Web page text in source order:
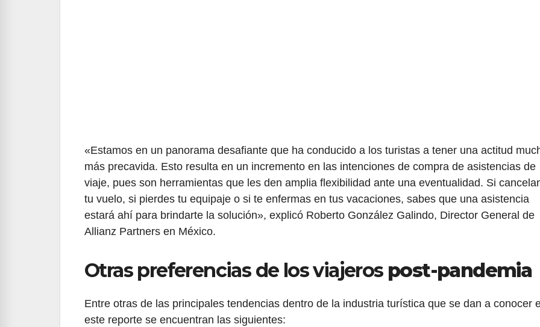
«Estamos en un panorama desafiante que ha conducido a los turistas a tener una actitud
más precavida. Esto resulta en un incremento en las intenciones de compra de asistencias de
viaje, pues son herramientas que les den amplia flexibilidad ante una eventualidad. Si
tu vuelo, si pierdes tu equipaje o si te enfermas en tus vacaciones, sabes que una asistencia
estará ahí para brindarte la solución», explicó Roberto González Galindo, Director General de
Allianz Partners en México.
Otras preferencias de los viajeros post-pandemia
Entre otras de las principales tendencias dentro de la industria turística que se dan a conocer
este reporte se encuentran las siguientes: